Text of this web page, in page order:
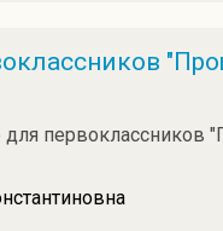
первоклассников